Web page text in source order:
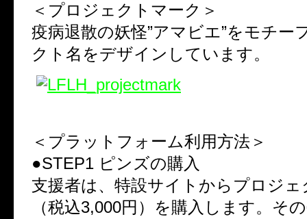
＜プロジェクトマーク＞
疫病退散の妖怪”アマビエ”をモチー
クト名をデザインしています。
＜プラットフォーム利用方法＞
●STEP1 ピンズの購入
支援者は、特設サイトからプロジ
（税込3,000円）を購入します。そ